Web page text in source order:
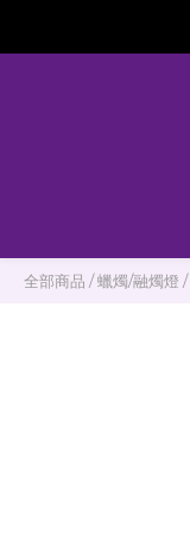
全部商品 /蠟燭/融燭燈 /